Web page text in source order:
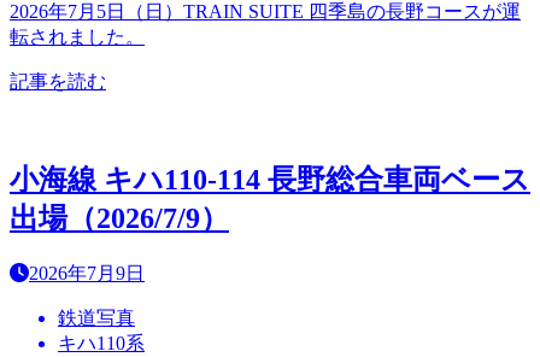
2026年7月5日（日）TRAIN SUITE 四季島の長野コースが運
転されました。
記事を読む
小海線 キハ110-114 長野総合車両ベース
出場（2026/7/9）
2026年7月9日
鉄道写真
キハ110系